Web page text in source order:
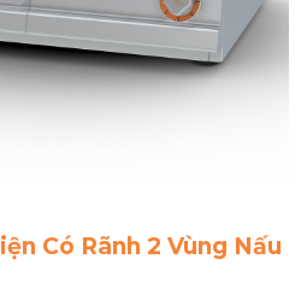
Có Rãnh 2 Vùng Nấu